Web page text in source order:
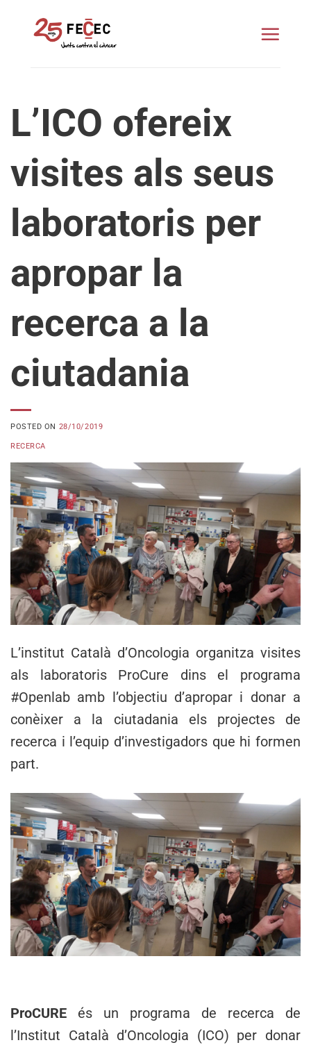
L’ICO ofereix
visites als seus
laboratoris per
apropar la
recerca a la
ciutadania
POSTED ON 28/10/2019
RECERCA
L’institut Català d’Oncologia organitza visites
als laboratoris ProCure dins el programa
#Openlab amb l’objectiu d’apropar i donar a
conèixer a la ciutadania els projectes de
recerca i l’equip d’investigadors que hi formen
part.
ProCURE és un programa de recerca de
l’Institut Català d’Oncologia (ICO) per donar